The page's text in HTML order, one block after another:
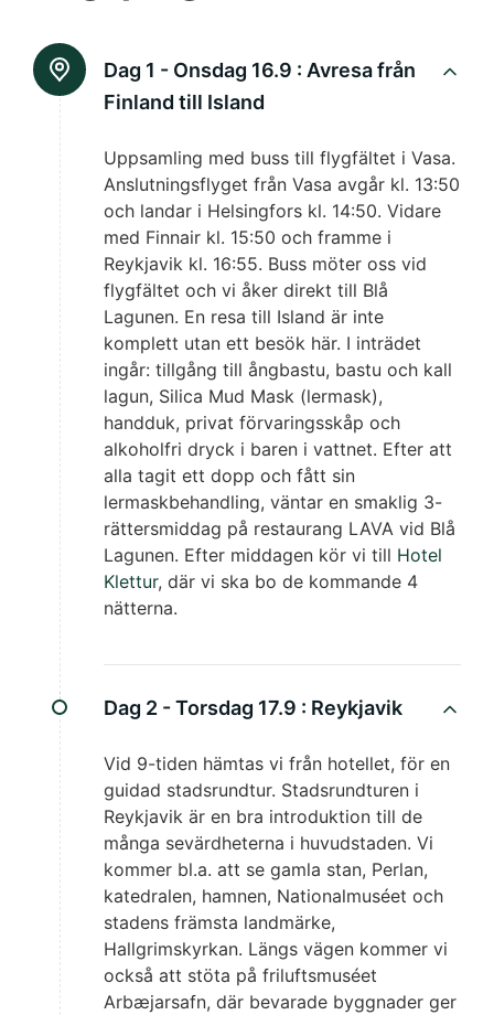
Dag 1 - Onsdag 16.9 : Avresa från
Finland till Island
Uppsamling med buss till flygfältet i Vasa.
Anslutningsflyget från Vasa avgår kl. 13:50
och landar i Helsingfors kl. 14:50. Vidare
med Finnair kl. 15:50 och framme i
Reykjavik kl. 16:55. Buss möter oss vid
flygfältet och vi åker direkt till Blå
Lagunen. En resa till Island är inte
komplett utan ett besök här. I inträdet
ingår: tillgång till ångbastu, bastu och kall
lagun, Silica Mud Mask (lermask),
handduk, privat förvaringsskåp och
alkoholfri dryck i baren i vattnet. Efter att
alla tagit ett dopp och fått sin
lermaskbehandling, väntar en smaklig 3-
rättersmiddag på restaurang LAVA vid Blå
Lagunen. Efter middagen kör vi till Hotel
Klettur, där vi ska bo de kommande 4
nätterna.
Dag 2 - Torsdag 17.9 : Reykjavik
Vid 9-tiden hämtas vi från hotellet, för en
guidad stadsrundtur. Stadsrundturen i
Reykjavik är en bra introduktion till de
många sevärdheterna i huvudstaden. Vi
kommer bl.a. att se gamla stan, Perlan,
katedralen, hamnen, Nationalmuséet och
stadens främsta landmärke,
Hallgrimskyrkan. Längs vägen kommer vi
också att stöta på friluftsmuséet
Arbæjarsafn, där bevarade byggnader ger